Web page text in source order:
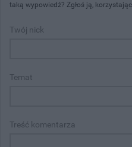
taką wypowiedź? Zgłoś ją,
Twój nick
Temat
Treść komentarza